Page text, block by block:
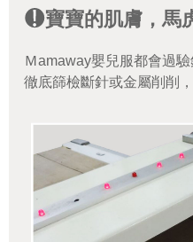
寶寶的肌膚，馬
Ｍamaway嬰兒服都會過
徹底篩檢斷針或金屬削削